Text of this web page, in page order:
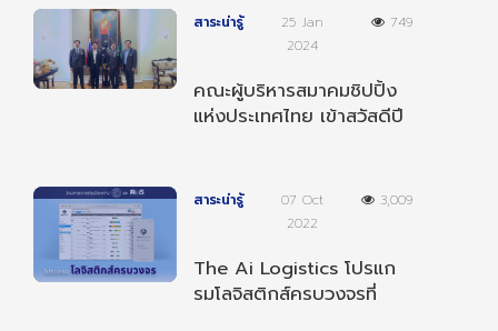
สาระน่ารู้
25 Jan
2024
749
คณะผู้บริหารสมาคมชิปปิ้ง
แห่งประเทศไทย เข้าสวัสดีปี
สาระน่ารู้
07 Oct
2022
3,009
The Ai Logistics โปรแก
รมโลจิสติกส์ครบวงจรที่